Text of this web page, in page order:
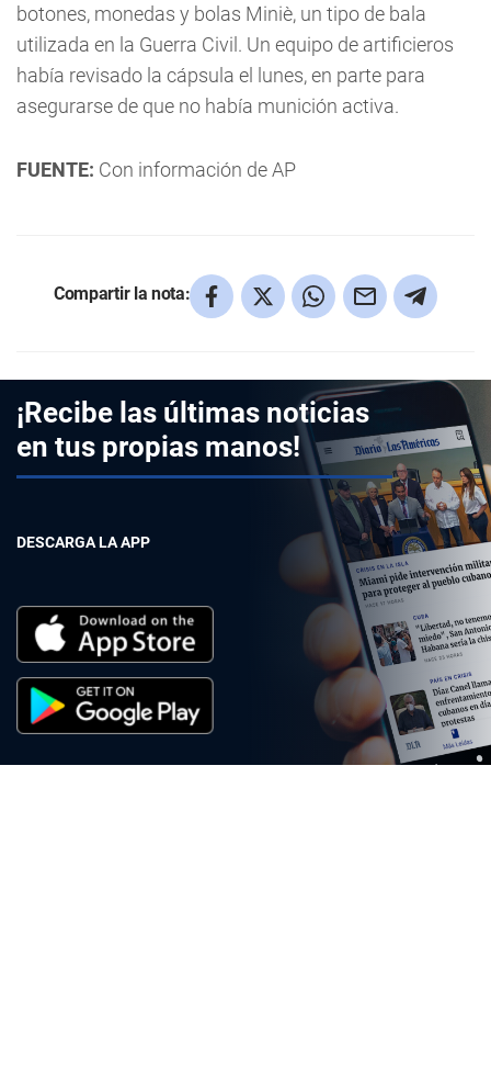
botones, monedas y bolas Miniè, un tipo de bala
utilizada en la Guerra Civil. Un equipo de artificieros
había revisado la cápsula el lunes, en parte para
asegurarse de que no había munición activa.
FUENTE: Con información de AP
Compartir la nota:
¡Recibe las últimas noticias
en tus propias manos!
DESCARGA LA APP